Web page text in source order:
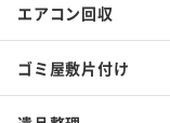
エアコン回収
ゴミ屋敷片付け